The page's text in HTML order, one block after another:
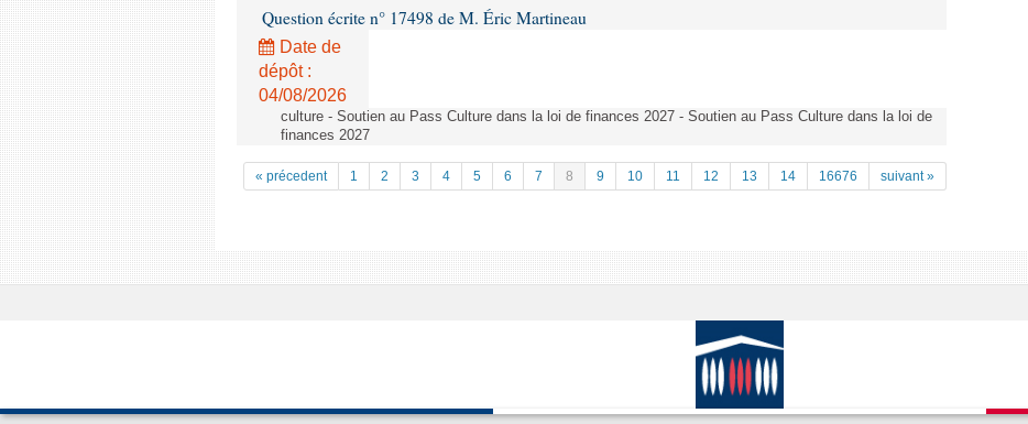
Question écrite n° 17498 de M. Éric Martineau
Date de
dépôt :
04/08/2026
culture - Soutien au Pass Culture dans la loi de finances 2027 - Soutien au Pass Culture dans la loi de
finances 2027
« précedent 1 2 3 4 5 6 7 8 9 10 11 12 13 14 16676 suivant »